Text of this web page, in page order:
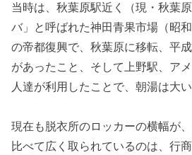
当時は、秋葉原駅近く（現・秋葉
バ」と呼ばれた神田青果市場（昭
の帝都復興で、秋葉原に移転、平
があったこと、そして上野駅、ア
人達が利用したことで、朝湯は大
現在も脱衣所のロッカーの横幅が
比べて広く取られているのは、行